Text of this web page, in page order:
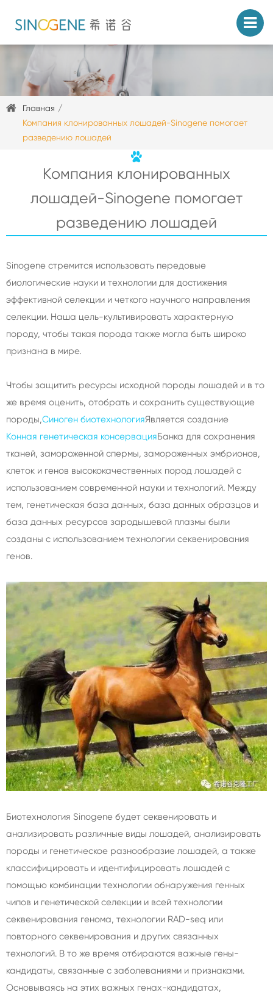
Главная
Компания клонированных лошадей-Sinogene помогает
разведению лошадей
Компания клонированных
лошадей-Sinogene помогает
разведению лошадей
Sinogene стремится использовать передовые
биологические науки и технологии для достижения
эффективной селекции и четкого научного направления
селекции. Наша цель-культивировать характерную
породу, чтобы такая порода также могла быть широко
признана в мире.
Чтобы защитить ресурсы исходной породы лошадей и в то
же время оценить, отобрать и сохранить существующие
породы,Синоген биотехнологияЯвляется создание
Конная генетическая консервацияБанка для сохранения
тканей, замороженной спермы, замороженных эмбрионов,
клеток и генов высококачественных пород лошадей с
использованием современной науки и технологий. Между
тем, генетическая база данных, база данных образцов и
база данных ресурсов зародышевой плазмы были
созданы с использованием технологии секвенирования
генов.
Биотехнология Sinogene будет секвенировать и
анализировать различные виды лошадей, анализировать
породы и генетическое разнообразие лошадей, а также
классифицировать и идентифицировать лошадей с
помощью комбинации технологии обнаружения генных
чипов и генетической селекции и всей технологии
секвенирования генома, технологии RAD-seq или
повторного секвенирования и других связанных
технологий. В то же время отбираются важные гены-
кандидаты, связанные с заболеваниями и признаками.
Основываясь на этих важных генах-кандидатах,